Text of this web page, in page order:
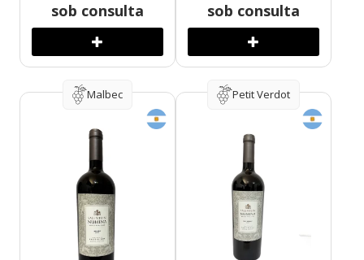
sob consulta sob consulta
Malbec Petit Verdot